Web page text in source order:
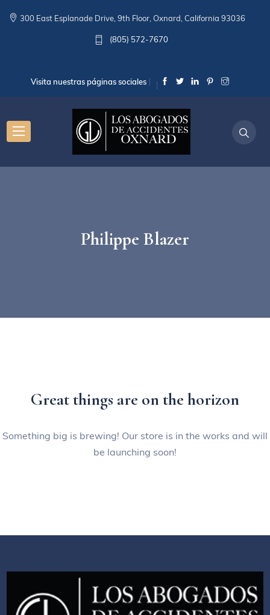
300 East Esplanade Drive, 9th Floor, Oxnard, California 93036
(805) 572-7670
Visita nuestras páginas sociales
Philippe Blazer
Great things are on the horizon
Something big is brewing! Our store is in the works and will
be launching soon!